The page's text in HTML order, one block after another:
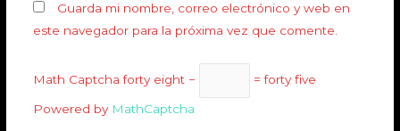
Guarda mi nombre, correo electrónico y web en
este navegador para la próxima vez que comente.
Math Captcha forty eight − = forty five
Powered by MathCaptcha